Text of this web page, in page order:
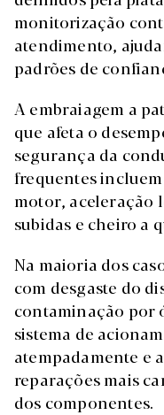
monitorização
atendimento,
padrões de
A embraiagem a
que afeta o
segurança da
frequentes
motor, aceleração
subidas e cheiro a
Na maioria dos
com desgaste do
contaminação por
sistema de
atempadamente e
reparações mais
dos componentes.